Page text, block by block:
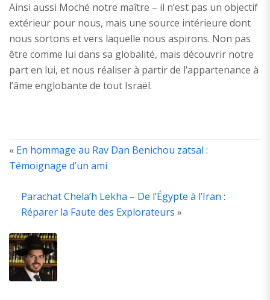
Ainsi aussi Moché notre maître – il n’est pas un objectif
extérieur pour nous, mais une source intérieure dont
nous sortons et vers laquelle nous aspirons. Non pas
être comme lui dans sa globalité, mais découvrir notre
part en lui, et nous réaliser à partir de l’appartenance à
l’âme englobante de tout Israël.
« En hommage au Rav Dan Benichou zatsal :
Témoignage d’un ami
Parachat Chela’h Lekha – De l’Égypte à l’Iran :
Réparer la Faute des Explorateurs »